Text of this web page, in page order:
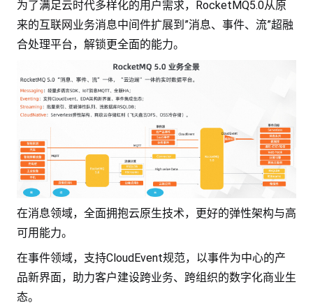
为了满足云时代多样化的用户需求，RocketMQ5.0从原
来的互联网业务消息中间件扩展到”消息、事件、流”超融
合处理平台，解锁更全面的能力。
在消息领域，全面拥抱云原生技术，更好的弹性架构与高
可用能力。
在事件领域，支持CloudEvent规范，以事件为中心的产
品新界面，助力客户建设跨业务、跨组织的数字化商业生
态。